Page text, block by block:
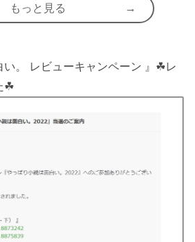
もっと見る
い。 レビューキャンペーン 』☘レ
☘